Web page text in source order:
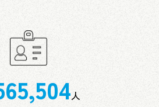
研究所」サイトに大学生協の
対談記事が公開されました
人